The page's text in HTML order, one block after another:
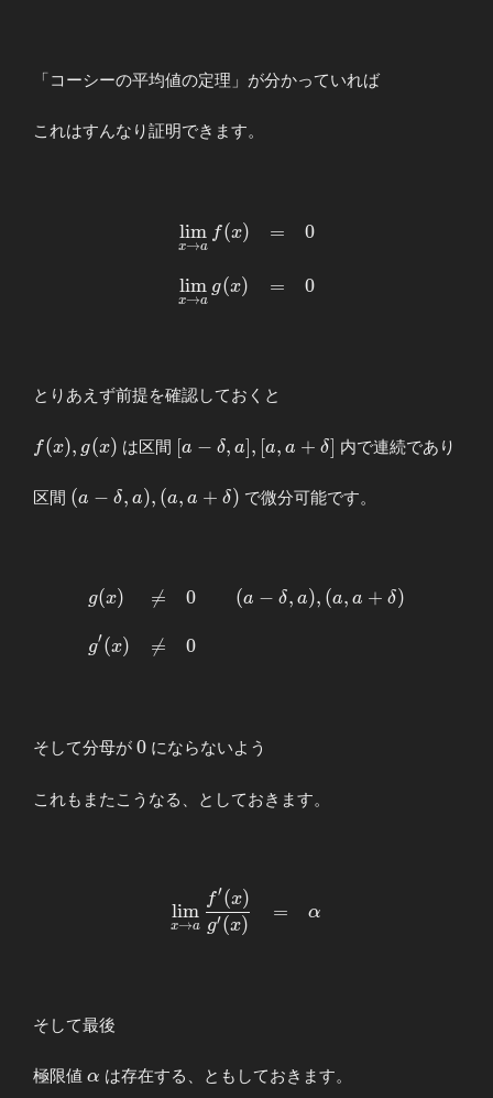
「コーシーの平均値の定理」が分かっていれば
これはすんなり証明できます。
\begin{array}
{llllll}
\displaystyle
\lim_{x\to
\lim_{x\to
\end{array}
x→a
lim f(x)
x→a
lim g(x)
=
=
0
0
とりあえず前提を確認しておくと
f(x),g(x)
f(x), g(x) は区間 [a-δ,a],
[a − δ, a], [a, a + δ] 内で連続であり
区間 (a-δ,a),
(a − δ, a), (a, a + δ) で微分可能です。
\begin{array}
g(x)&≠&0&&
g^{\prime}
(x)&≠&0
g(x)
g′(x)

=

=
0
0
(a − δ, a), (a, a + δ)
そして分母が 0
0 にならないよう
これもまたこうなる、としておきます。
\begin{array}
{llllll}
x→a
lim
g′(x)
f′(x)
= α
そして最後
極限値 α
α は存在する、ともしておきます。